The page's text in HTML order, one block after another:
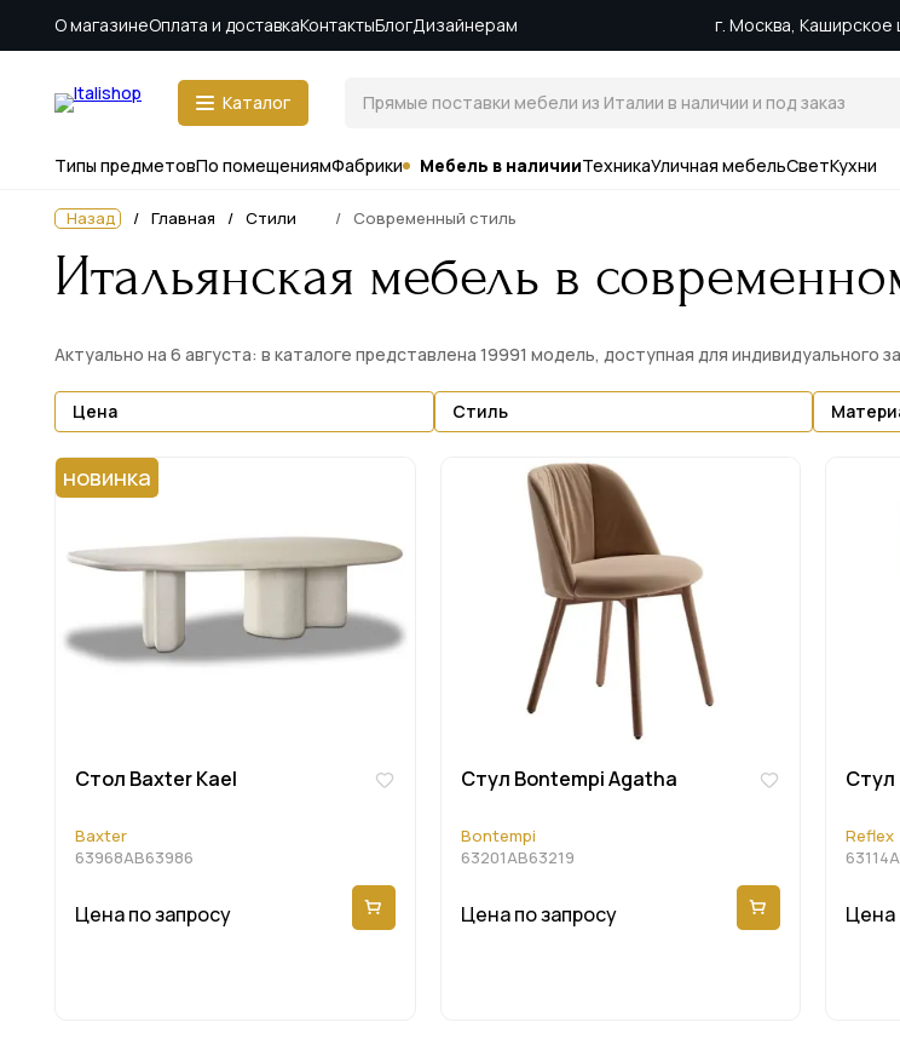
О магазинеОплата и доставкаКонтактыБлогДизайнерам г. Москва,
Каталог
Типы предметовПо помещениямФабрики Мебель в наличииТехникаУличная мебельСветКухни
Назад Главная Стили Современный стиль
Итальянская мебель в
Актуально на 6 августа: в каталоге представлена 19991 модель, доступная для индивидуального
Цена Стиль
новинка
Cтол Baxter Kael
Baxter
63968AB63986
Цена по запросу
Cтул Bontempi Agatha
Bontempi
63201AB63219
Цена по запросу
Reflex
Цена